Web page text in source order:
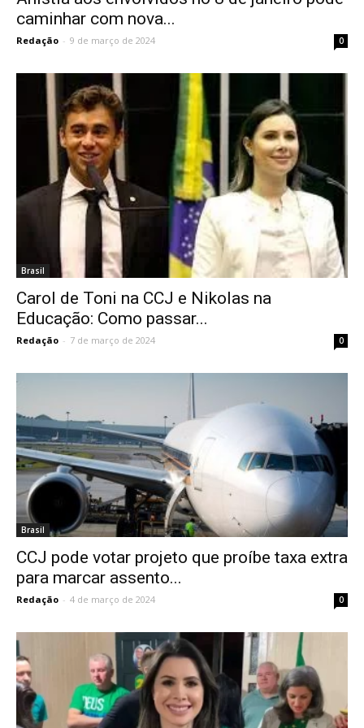
caminhar com nova...
Redação - 9 de março de 2024 0
Brasil
Carol de Toni na CCJ e Nikolas na
Educação: Como passar...
Redação - 7 de março de 2024 0
Brasil
CCJ pode votar projeto que proíbe taxa extra
para marcar assento...
Redação - 4 de março de 2024 0